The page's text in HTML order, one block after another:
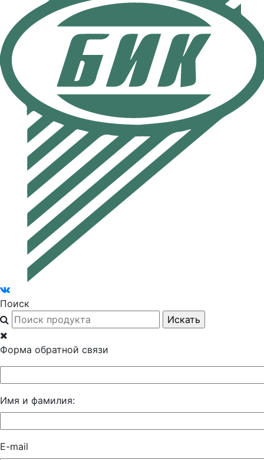
Поиск
Форма обратной связи
Имя и фамилия:
E-mail